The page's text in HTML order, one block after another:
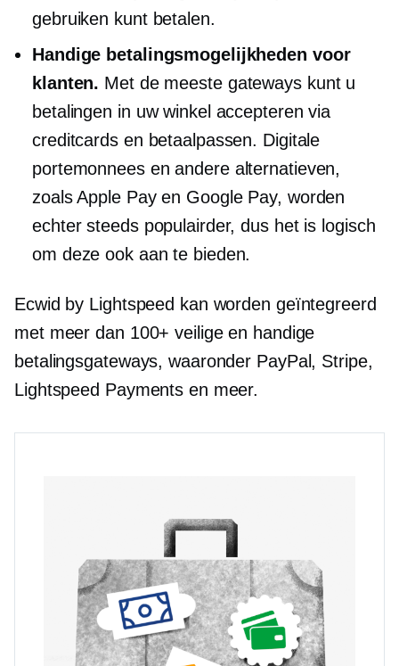
gebruiken kunt betalen.
Handige betalingsmogelijkheden voor
klanten. Met de meeste gateways kunt u
betalingen in uw winkel accepteren via
creditcards en betaalpassen. Digitale
portemonnees en andere alternatieven,
zoals Apple Pay en Google Pay, worden
echter steeds populairder, dus het is logisch
om deze ook aan te bieden.
Ecwid by Lightspeed kan worden geïntegreerd
met meer dan 100+ veilige en handige
betalingsgateways, waaronder PayPal, Stripe,
Lightspeed Payments en meer.